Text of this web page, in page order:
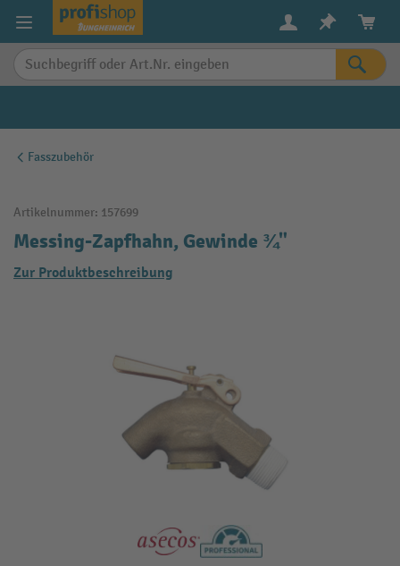
springen
Fasszubehör
Artikelnummer: 157699
Messing-Zapfhahn, Gewinde ¾"
Zur Produktbeschreibung